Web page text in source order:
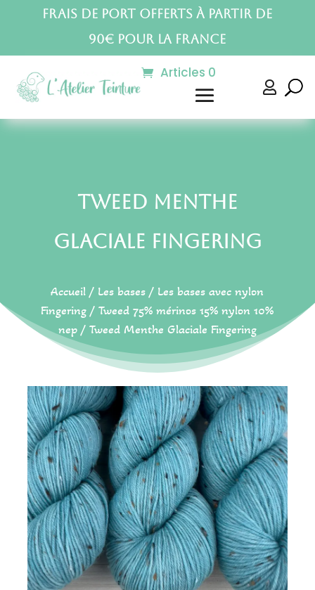
Frais de port offerts à partir de
90€ pour la France
Articles 0

Tweed Menthe
Glaciale Fingering
Accueil / Les bases / Les bases avec nylon
Fingering /Tweed 75% mérinos 15% nylon 10%
nep/ Tweed Menthe Glaciale Fingering